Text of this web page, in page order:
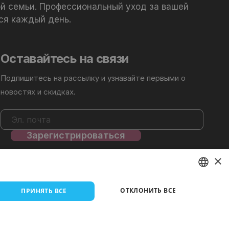
семьи. Профессиональный уход за вашей
каждый день.
Оставайтесь на связи
Подпишитесь на рассылку и узнавайте первыми о
новостях и скидках.
×
ПРИНЯТЬ ВСЕ ОТКЛОНИТЬ ВСЕ